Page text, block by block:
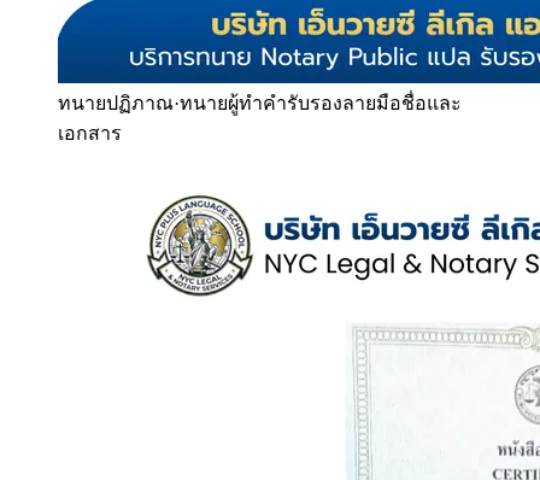
ทนายปฏิภาณ·ทนายผู้ทำคำรับรองลายมือชื่อและ
เอกสาร